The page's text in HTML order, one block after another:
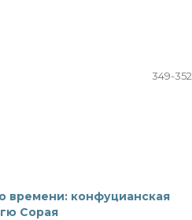
349-352
времени: конфуцианская
Сорая